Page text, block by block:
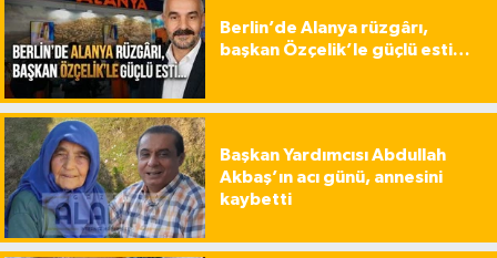
Berlin’de Alanya rüzgârı,
başkan Özçelik’le güçlü esti…
Başkan Yardımcısı Abdullah
Akbaş’ın acı günü, annesini
kaybetti